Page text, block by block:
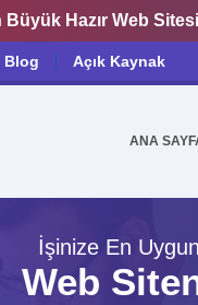
Hazır Web
Blog Açık Kaynak
ANA
İşinize En
Web